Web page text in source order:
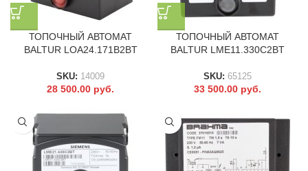
ТОПОЧНЫЙ АВТОМАТ
BALTUR LOA24.171B2BT
SKU: 14009
28 500.00 руб.
ТОПОЧНЫЙ АВТОМАТ
BALTUR LME11.330C2BT
SKU: 65125
33 500.00 руб.